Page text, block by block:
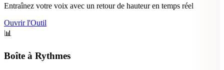
Entraînez votre voix avec un retour de hauteur en temps réel
Ouvrir l'Outil
📊
Boîte à Rythmes